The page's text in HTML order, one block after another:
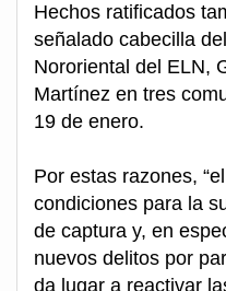
Hechos ratificados
señalado cabecilla
Nororiental del ELN,
Martínez en tres
19 de enero.
Por estas razones,
condiciones para la
de captura y, en
nuevos delitos por
da lugar a reactivar